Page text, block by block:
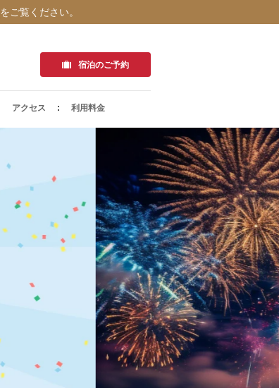
をご覧ください。
宿泊のご予約
アクセス 利用料金